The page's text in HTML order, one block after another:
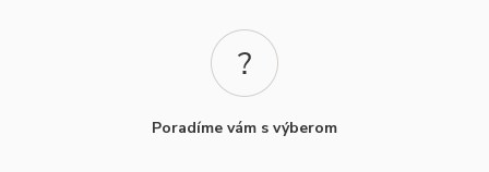
Poradíme vám s výberom